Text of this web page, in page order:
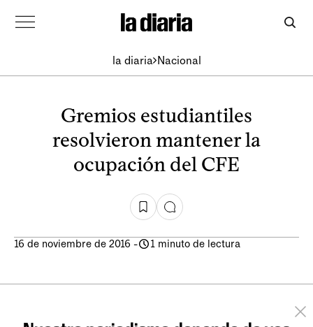
la diaria Nacional
Gremios estudiantiles
resolvieron mantener la
ocupación del CFE
16 de noviembre de 2016 - 1 minuto de lectura